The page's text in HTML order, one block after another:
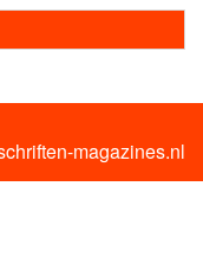
magazines.nl